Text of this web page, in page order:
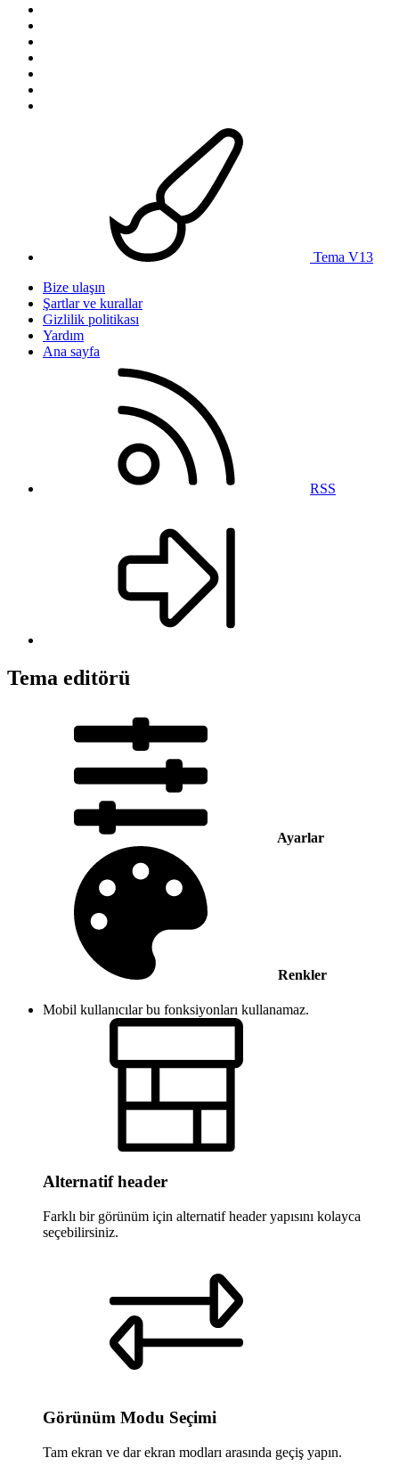
Tema V13
Bize ulaşın
Şartlar ve kurallar
Gizlilik politikası
Yardım
Ana sayfa
RSS
Tema editörü
Ayarlar
Renkler
Mobil kullanıcılar bu fonksiyonları kullanamaz.
Alternatif header
Farklı bir görünüm için alternatif header yapısını kolayca
seçebilirsiniz.
Görünüm Modu Seçimi
Tam ekran ve dar ekran modları arasında geçiş yapın.